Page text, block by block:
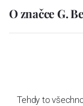
O značce G.
Tehdy to